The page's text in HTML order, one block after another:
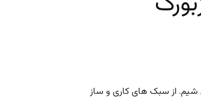
شیم. از سبک های کاری و ساز